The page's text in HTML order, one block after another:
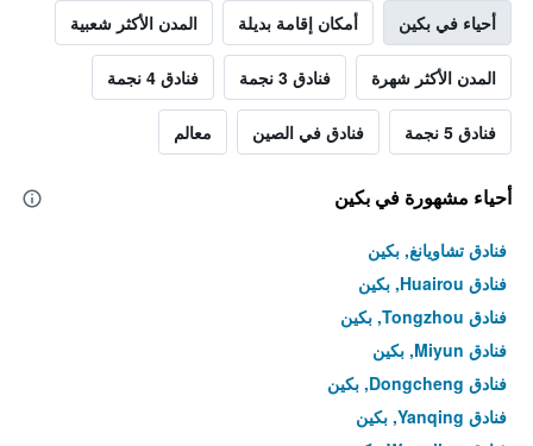
أحياء في بكين أمكان إقامة بديلة المدن الأكثر شعبية
المدن الأكثر شهرة فنادق 3 نجمة فنادق 4 نجمة
فنادق 5 نجمة فنادق في الصين معالم
أحياء مشهورة في بكين
فنادق تشاويانغ, بكين
فنادق Huairou, بكين
فنادق Tongzhou, بكين
فنادق Miyun, بكين
فنادق Dongcheng, بكين
فنادق Yanqing, بكين